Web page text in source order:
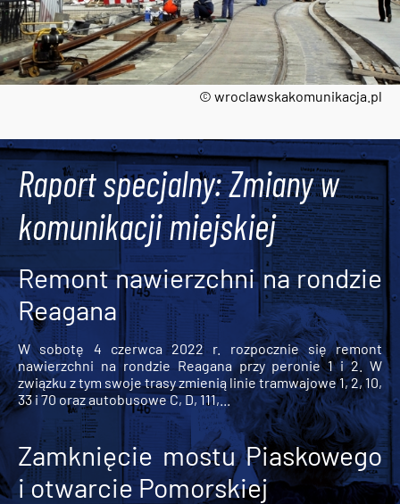
© wroclawskakomunikacja.pl
Raport specjalny: Zmiany w
komunikacji miejskiej
Remont nawierzchni na rondzie
Reagana
W sobotę 4 czerwca 2022 r. rozpocznie się remont
nawierzchni na rondzie Reagana przy peronie 1 i 2. W
związku z tym swoje trasy zmienią linie tramwajowe 1, 2, 10,
33 i 70 oraz autobusowe C, D, 111,...
Zamknięcie mostu Piaskowego
i otwarcie Pomorskiej